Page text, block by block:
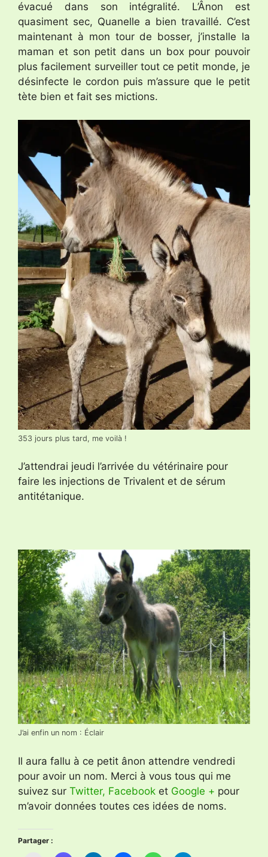
évacué dans son intégralité. L’Ânon est
quasiment sec, Quanelle a bien travaillé. C’est
maintenant à mon tour de bosser, j’installe la
maman et son petit dans un box pour pouvoir
plus facilement surveiller tout ce petit monde, je
désinfecte le cordon puis m’assure que le petit
tète bien et fait ses mictions.
353 jours plus tard, me voilà !
J’attendrai jeudi l’arrivée du vétérinaire pour
faire les injections de Trivalent et de sérum
antitétanique.
J’ai enfin un nom : Éclair
Il aura fallu à ce petit ânon attendre vendredi
pour avoir un nom. Merci à vous tous qui me
suivez sur Twitter, Facebook et Google + pour
m’avoir données toutes ces idées de noms.
Partager :